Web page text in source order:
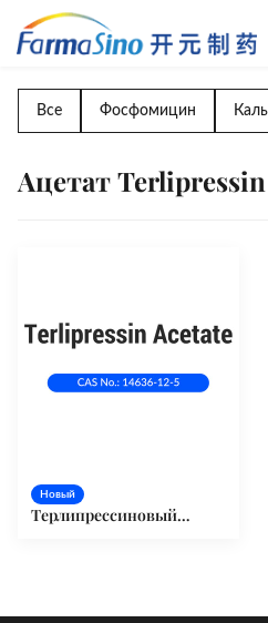
Все Фосфомицин
Ацетат Terlipressin
Новый
Терлипрессиновый